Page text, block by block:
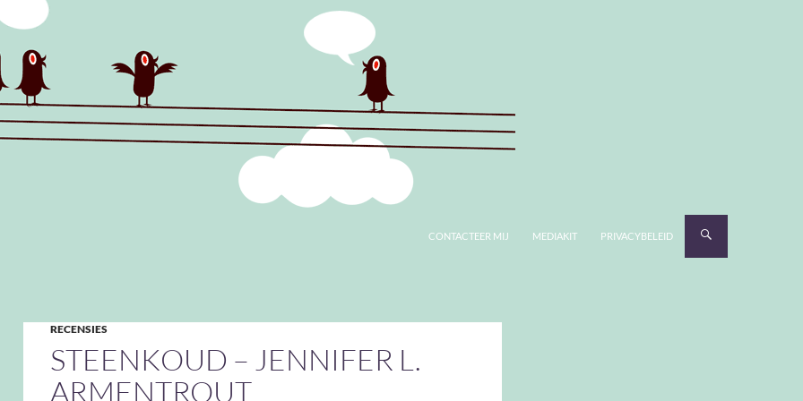
CONTACTEER MIJ MEDIAKIT PRIVACYBELEID
RECENSIES
STEENKOUD – JENNIFER L.
ARMENTROUT